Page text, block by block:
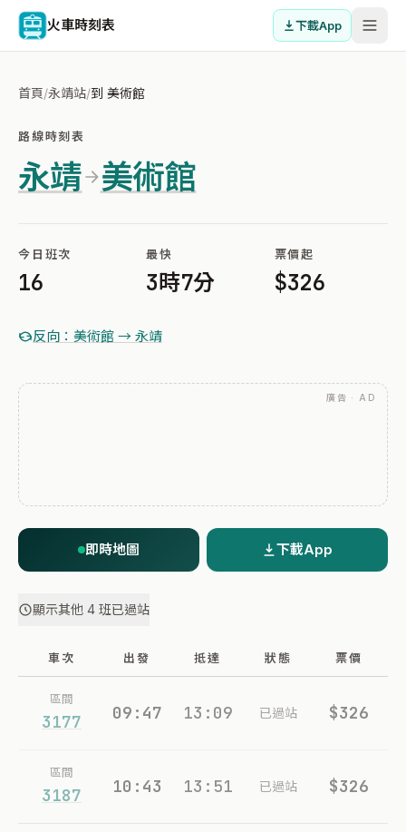
火車時刻表 下載App
首頁/永靖站/到 美術館
路線時刻表
永靖 美術館
今日班次
16
最快
3時7分
票價起
$326
反向：美術館 → 永靖
廣告 · AD
即時地圖 下載App
顯示其他 4 班已過站
車次 出發 抵達 狀態 票價
區間
3177 09:47 13:09 已過站 $326
區間
3187 10:43 13:51 已過站 $326